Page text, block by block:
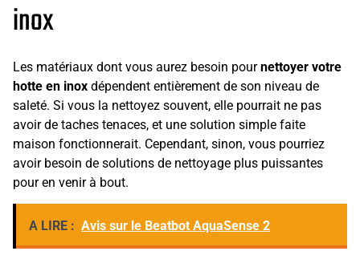
inox
Les matériaux dont vous aurez besoin pournettoyer votre
hotte en inox dépendent entièrement de son niveau de
saleté. Si vous la nettoyez souvent, elle pourrait ne pas
avoir de taches tenaces, et une solution simple faite
maison fonctionnerait. Cependant, sinon, vous pourriez
avoir besoin de solutions de nettoyage plus puissantes
pour en venir à bout.
A LIRE : Avis sur le Beatbot AquaSense 2